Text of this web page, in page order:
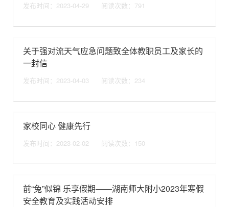
发布时间：2023-04-29 阅读次数： 791
关于强对流天气应急问题致全体教职员工及家长的
一封信
发布时间：2023-04-03 阅读次数： 234
家校同心 健康先行
发布时间：2023-02-02 阅读次数： 150
前“兔”似锦 乐享假期——湖南师大附小2023年寒假
安全教育及实践活动安排